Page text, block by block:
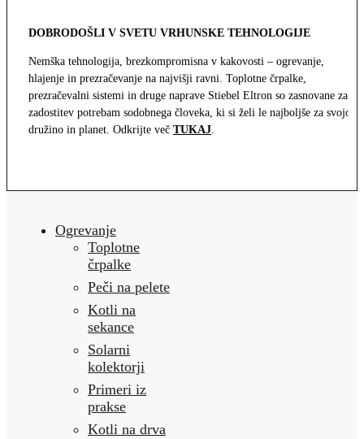
DOBRODOŠLI V SVETU VRHUNSKE TEHNOLOGIJE
Nemška tehnologija, brezkompromisna v kakovosti – ogrevanje,
hlajenje in prezračevanje na najvišji ravni. Toplotne črpalke,
prezračevalni sistemi in druge naprave Stiebel Eltron so zasnovane za
zadostitev potrebam sodobnega človeka, ki si želi le najboljše za svojo
družino in planet. Odkrijte več TUKAJ
Ogrevanje
Toplotne
črpalke
Peči na pelete
Kotli na
sekance
Solarni
kolektorji
Primeri iz
prakse
Kotli na drva